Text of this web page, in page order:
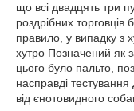
що всі двадцять три
роздрібних
правило, у випадку з
хутро Позначений як
цього було пальто,
насправді
від єнотовидного